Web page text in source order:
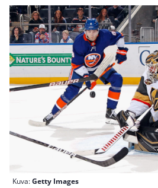
Kuva:Getty Images